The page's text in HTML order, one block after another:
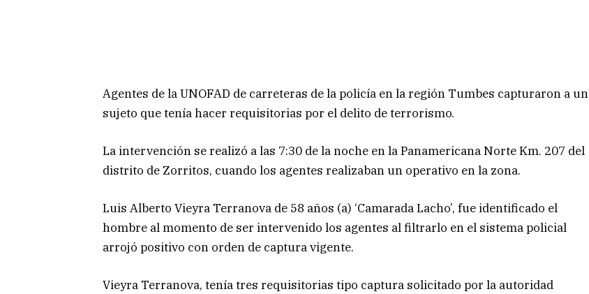
Agentes de la UNOFAD de carreteras de la policía en la región Tumbes capturaron a un
sujeto que tenía hacer requisitorias por el delito de terrorismo.
La intervención se realizó a las 7:30 de la noche en la Panamericana Norte Km. 207 del
distrito de Zorritos, cuando los agentes realizaban un operativo en la zona.
Luis Alberto Vieyra Terranova de 58 años (a) ‘Camarada Lacho’, fue identificado el
hombre al momento de ser intervenido los agentes al filtrarlo en el sistema policial
arrojó positivo con orden de captura vigente.
Vieyra Terranova, tenía tres requisitorias tipo captura solicitado por la autoridad